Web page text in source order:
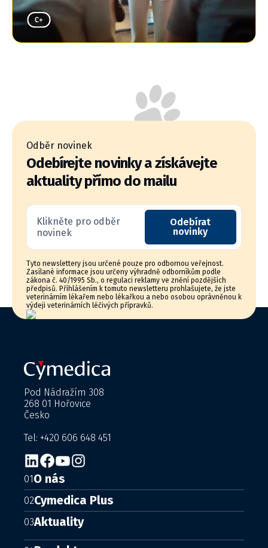
Odběr novinek
Odebírejte novinky a získávejte
aktuality přímo do mailu
Klikněte pro odběr
novinek
Odebírat
novinky
Tyto newslettery jsou určené pouze pro odbornou veřejnost.
Zasílané informace jsou určeny výhradně odborníkům podle
zákona č. 40/1995 Sb., o regulaci reklamy ve znění pozdějších
předpisů. Přihlášením k tomuto newsletteru prohlašujete, že jste
veterinárním lékařem nebo lékařkou a nebo osobou oprávněnou k
výdeji veterinárních léčivých přípravků.
Pod Nádražím 308
268 01 Hořovice
Česko
Tel: +420 606 648 451
01O nás
02Cymedica Plus
03Aktuality